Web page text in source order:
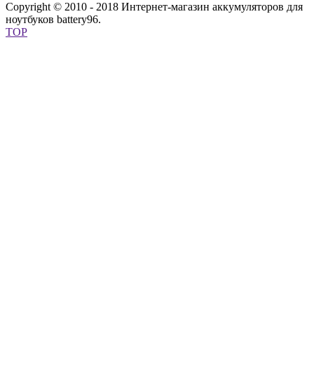
Copyright © 2010 - 2018 Интернет-магазин аккумуляторов для
ноутбуков battery96.
TOP